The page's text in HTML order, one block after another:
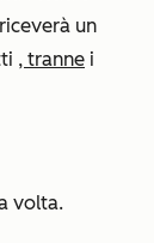
un
, tranne i
volta.